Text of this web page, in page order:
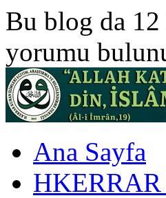
Bu blog da 12
yorumu
Ana Sayfa
HKERRAR